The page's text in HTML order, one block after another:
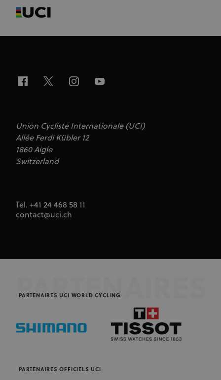
Union Cycliste Internationale (UCI)
Allée Ferdi Kübler 12
1860 Aigle
Switzerland
Tel. +41 24 468 58 11
contact@uci.ch
PARTENAIRES
PARTENAIRES UCI WORLD CYCLING
PARTENAIRES OFFICIELS UCI